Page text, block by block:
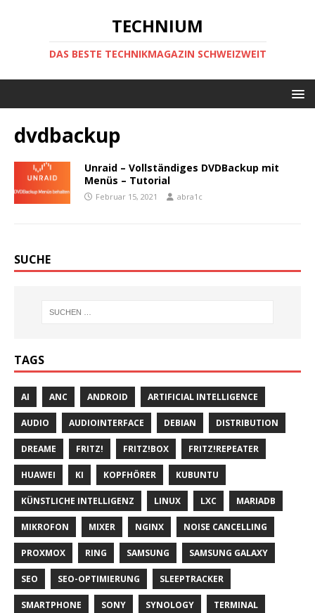
TECHNIUM
DAS BESTE TECHNIKMAGAZIN SCHWEIZWEIT
dvdbackup
Unraid – Vollständiges DVDBackup mit
Menüs – Tutorial
Februar 15, 2021 abra1c
SUCHE
TAGS
AI ANC ANDROID ARTIFICIAL INTELLIGENCE
AUDIO AUDIOINTERFACE DEBIAN DISTRIBUTION
DREAME FRITZ! FRITZ!BOX FRITZ!REPEATER
HUAWEI KI KOPFHÖRER KUBUNTU
KÜNSTLICHE INTELLIGENZ LINUX LXC MARIADB
MIKROFON MIXER NGINX NOISE CANCELLING
PROXMOX RING SAMSUNG SAMSUNG GALAXY
SEO SEO-OPTIMIERUNG SLEEPTRACKER
SMARTPHONE SONY SYNOLOGY TERMINAL